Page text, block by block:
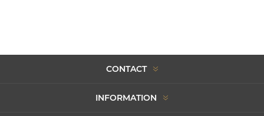
CONTACT
INFORMATION